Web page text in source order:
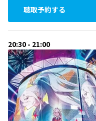
聴取予約する
20:30 - 21:00